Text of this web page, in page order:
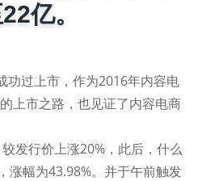
亿。
功过上市，作为2016年内容电
上市之路，也见证了内容电商
发行价上涨20%，此后，什么
涨幅为43.98%。并于午前触发